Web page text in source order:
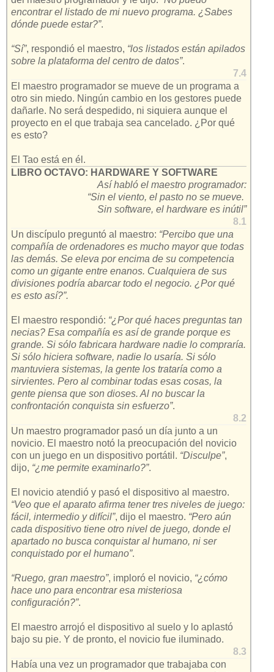
encontrar el listado de mi nuevo programa. ¿Sabes
dónde puede estar?”.
“Sí”, respondió el maestro, “los listados están apilados
sobre la plataforma del centro de datos”.
7.4
El maestro programador se mueve de un programa a
otro sin miedo. Ningún cambio en los gestores puede
dañarle. No será despedido, ni siquiera aunque el
proyecto en el que trabaja sea cancelado. ¿Por qué
es esto?
El Tao está en él.
LIBRO OCTAVO: HARDWARE Y SOFTWARE
Así habló el maestro programador:
“Sin el viento, el pasto no se mueve.
Sin software, el hardware es inútil”
8.1
Un discípulo preguntó al maestro: “Percibo que una
compañía de ordenadores es mucho mayor que todas
las demás. Se eleva por encima de su competencia
como un gigante entre enanos. Cualquiera de sus
divisiones podría abarcar todo el negocio. ¿Por qué
es esto así?”.
El maestro respondió: “¿Por qué haces preguntas tan
necias? Esa compañía es así de grande porque es
grande. Si sólo fabricara hardware nadie lo compraría.
Si sólo hiciera software, nadie lo usaría. Si sólo
mantuviera sistemas, la gente los trataría como a
sirvientes. Pero al combinar todas esas cosas, la
gente piensa que son dioses. Al no buscar la
confrontación conquista sin esfuerzo”.
8.2
Un maestro programador pasó un día junto a un
novicio. El maestro notó la preocupación del novicio
con un juego en un dispositivo portátil. “Disculpe”,
dijo, “¿me permite examinarlo?”.
El novicio atendió y pasó el dispositivo al maestro.
“Veo que el aparato afirma tener tres niveles de juego:
fácil, intermedio y difícil”, dijo el maestro. “Pero aún
cada dispositivo tiene otro nivel de juego, donde el
apartado no busca conquistar al humano, ni ser
conquistado por el humano”.
“Ruego, gran maestro”, imploró el novicio, “¿cómo
hace uno para encontrar esa misteriosa
configuración?”.
El maestro arrojó el dispositivo al suelo y lo aplastó
bajo su pie. Y de pronto, el novicio fue iluminado.
8.3
Había una vez un programador que trabajaba con